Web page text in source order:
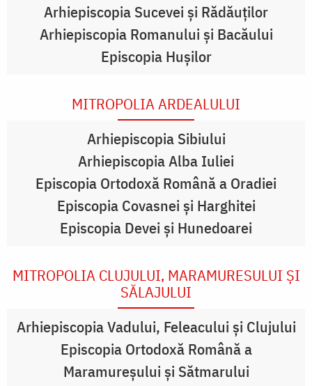
Arhiepiscopia Sucevei şi Rădăuţilor
Arhiepiscopia Romanului şi Bacăului
Episcopia Huşilor
MITROPOLIA ARDEALULUI
Arhiepiscopia Sibiului
Arhiepiscopia Alba Iuliei
Episcopia Ortodoxă Română a Oradiei
Episcopia Covasnei şi Harghitei
Episcopia Devei şi Hunedoarei
MITROPOLIA CLUJULUI, MARAMURESULUI ŞI
SĂLAJULUI
Arhiepiscopia Vadului, Feleacului şi Clujului
Episcopia Ortodoxă Română a
Maramureşului şi Sătmarului